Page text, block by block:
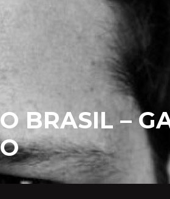
BRASIL –